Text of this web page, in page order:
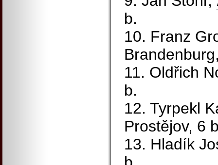
b.
10. Franz
11. Oldřich
b.
12. Tyrpekl
Prostějov, 6
13. Hladík